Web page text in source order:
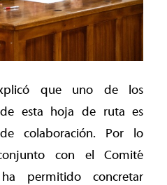
que uno de los
esta hoja de ruta es
colaboración. Por lo
con el Comité
permitido concretar